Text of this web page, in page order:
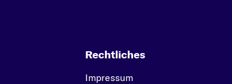
Rechtliches
Impressum